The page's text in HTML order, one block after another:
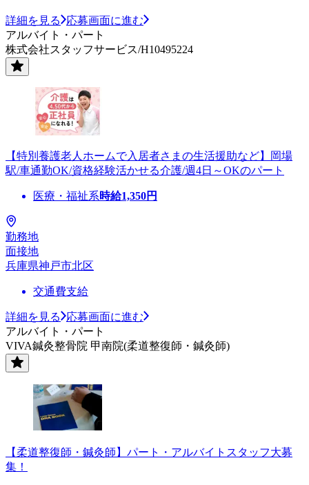
詳細を見る
応募画面に進む
アルバイト・パート
株式会社スタッフサービス/H10495224
【特別養護老人ホームで入居者さまの生活援助など】岡場
駅/車通勤OK/資格経験活かせる介護/週4日～OKのパート
医療・福祉系時給1,350円
勤務地
面接地
兵庫県神戸市北区
交通費支給
詳細を見る
応募画面に進む
アルバイト・パート
VIVA鍼灸整骨院 甲南院(柔道整復師・鍼灸師)
【柔道整復師・鍼灸師】パート・アルバイトスタッフ大募
集！